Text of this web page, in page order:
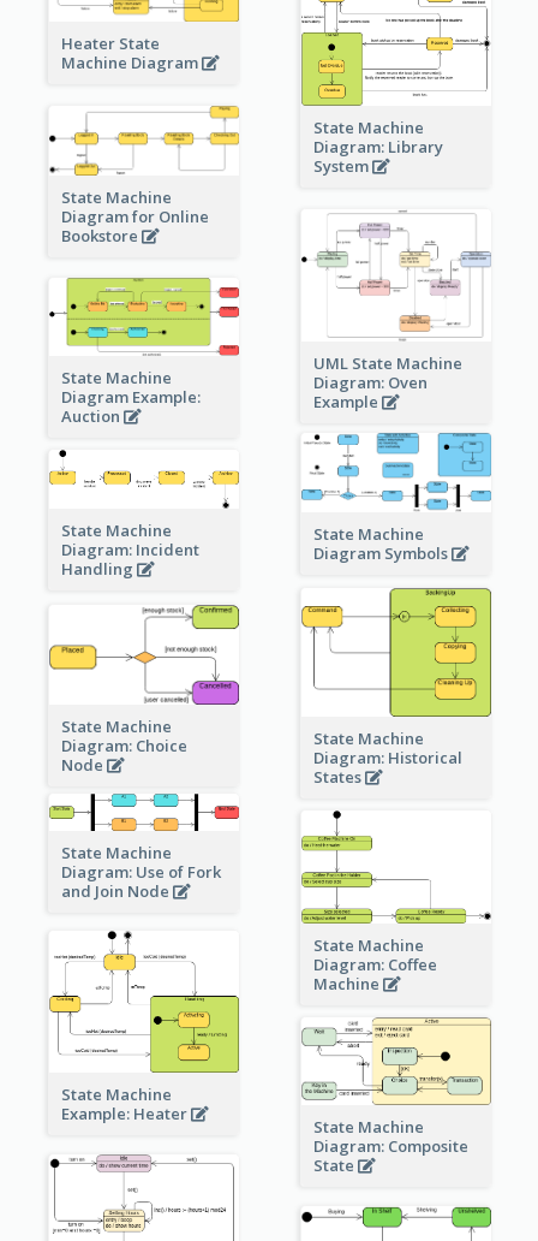
Heater State
Machine Diagram
State Machine
Diagram: Library
System
State Machine
Diagram for Online
Bookstore
UML State Machine
Diagram: Oven
Example
State Machine
Diagram Example:
Auction
State Machine
Diagram Symbols
State Machine
Diagram: Incident
Handling
State Machine
Diagram: Historical
States
State Machine
Diagram: Choice
Node
State Machine
Diagram: Use of Fork
and Join Node
State Machine
Diagram: Coffee
Machine
State Machine
Example: Heater
State Machine
Diagram: Composite
State